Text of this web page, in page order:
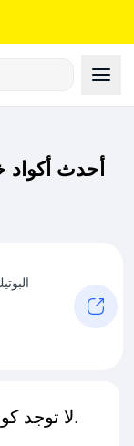
أحدث أكواد
لا توجد كوبونات متاحة لـهذا المتجر حاليًا.